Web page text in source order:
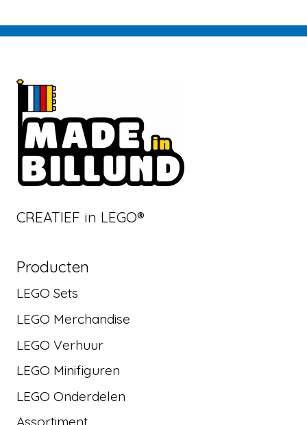
CREATIEF in LEGO®
Producten
LEGO Sets
LEGO Merchandise
LEGO Verhuur
LEGO Minifiguren
LEGO Onderdelen